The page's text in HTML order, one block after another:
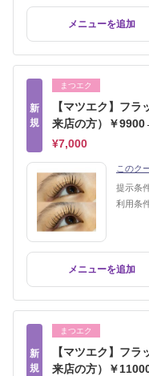
メニューを追加
新
規
まつエク
【マツエク】フ
来店の方）￥
¥7,000
このク
提示条
利用条
メニューを追加
新
規
まつエク
【マツエク】フ
来店の方）￥